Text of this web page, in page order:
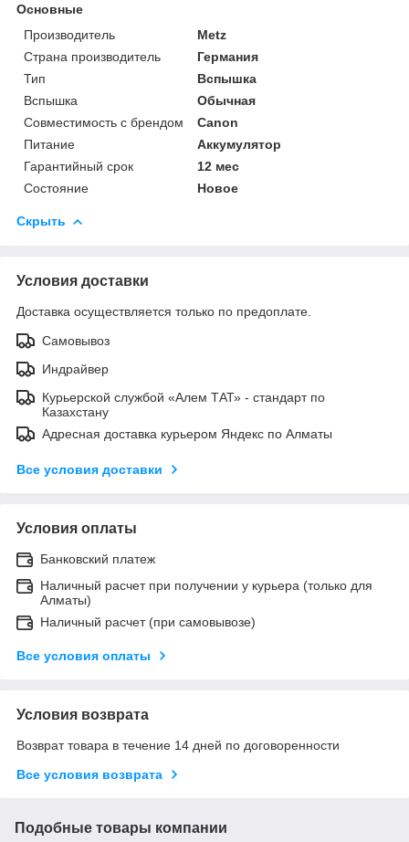
Основные
Производитель
Metz
Страна производитель
Германия
Тип
Вспышка
Вспышка
Обычная
Совместимость с брендом
Canon
Питание
Аккумулятор
Гарантийный срок
12 мес
Состояние
Новое
Скрыть
Условия доставки
Доставка осуществляется только по предоплате.
Самовывоз
Индрайвер
Курьерской службой «Алем ТАТ» - стандарт по
Казахстану
Адресная доставка курьером Яндекс по Алматы
Все условия доставки
Условия оплаты
Банковский платеж
Наличный расчет при получении у курьера (только для
Алматы)
Наличный расчет (при самовывозе)
Все условия оплаты
Условия возврата
Возврат товара в течение 14 дней по договоренности
Все условия возврата
Подобные товары компании